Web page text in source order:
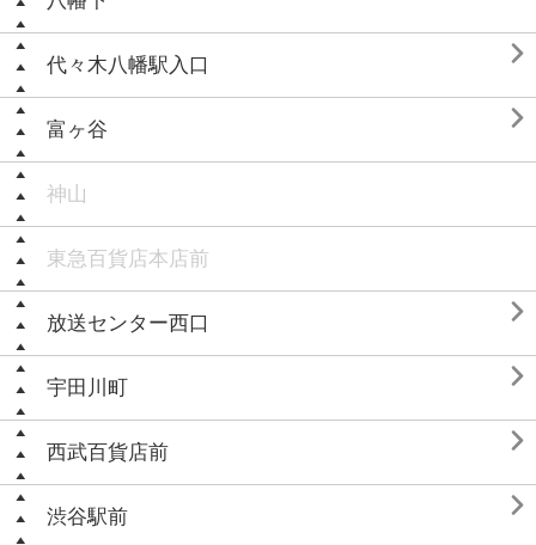
代々木八幡駅入口 
富ヶ谷 
神山
東急百貨店本店前
放送センター西口 
宇田川町 
西武百貨店前 
渋谷駅前 